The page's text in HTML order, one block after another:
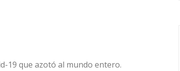
19 que azotó al mundo entero.